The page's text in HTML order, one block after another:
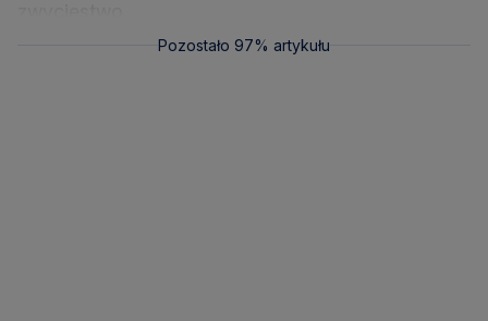
Pozostało 97% artykułu